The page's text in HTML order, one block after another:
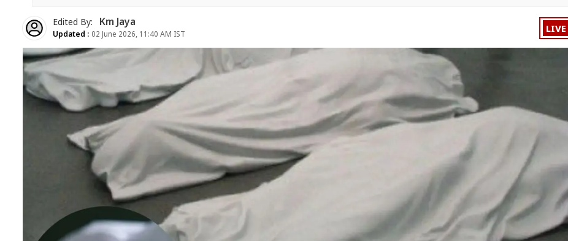
Edited By: Km Jaya
Updated : 02 June 2026, 11:40 AM IST LIVE